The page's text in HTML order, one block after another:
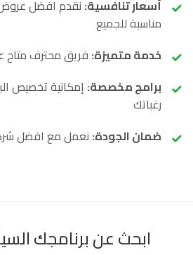
أسعار تنافسية: نقدم افضل عروض
مناسبة للجميع
خدمة متميزة: فريق محترف متاح
برامج مخصصة: إمكانية تخصيص
رغباتك
ضمان الجودة: نعمل مع افضل
ابحث عن برنامجك